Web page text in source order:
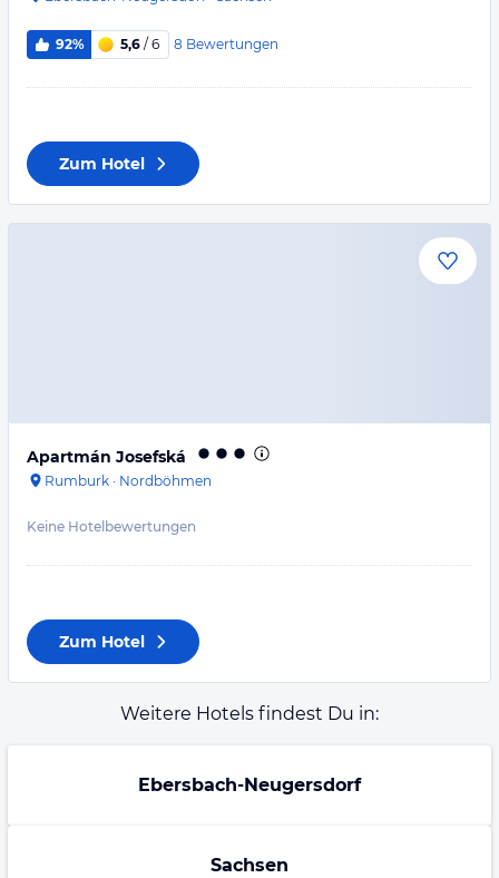
92% 5,6 / 6 8 Bewertungen
Zum Hotel
Apartmán Josefská
Rumburk · Nordböhmen
Keine Hotelbewertungen
Zum Hotel
Weitere Hotels findest Du in:
Ebersbach-Neugersdorf
Sachsen